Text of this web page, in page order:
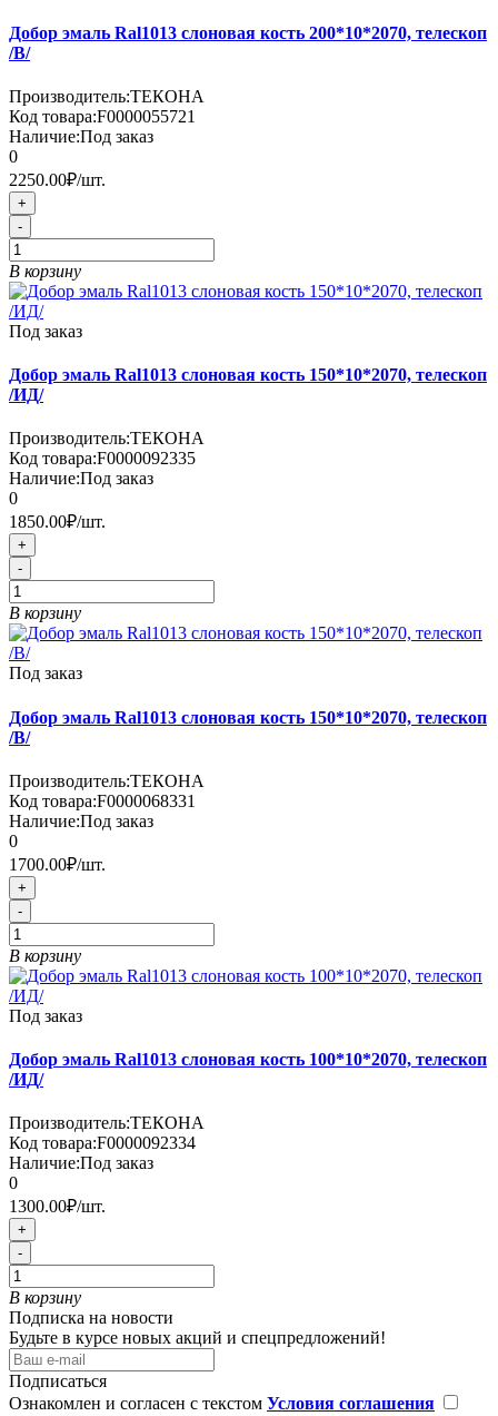
Добор эмаль Ral1013 слоновая кость 200*10*2070, телескоп
/В/
Производитель:ТЕКОНА
Код товара:F0000055721
Наличие:Под заказ
0
2250.00₽/шт.
+
-
В корзину
Под заказ
Добор эмаль Ral1013 слоновая кость 150*10*2070, телескоп
/ИД/
Производитель:ТЕКОНА
Код товара:F0000092335
Наличие:Под заказ
0
1850.00₽/шт.
+
-
В корзину
Под заказ
Добор эмаль Ral1013 слоновая кость 150*10*2070, телескоп
/В/
Производитель:ТЕКОНА
Код товара:F0000068331
Наличие:Под заказ
0
1700.00₽/шт.
+
-
В корзину
Под заказ
Добор эмаль Ral1013 слоновая кость 100*10*2070, телескоп
/ИД/
Производитель:ТЕКОНА
Код товара:F0000092334
Наличие:Под заказ
0
1300.00₽/шт.
+
-
В корзину
Подписка на новости
Будьте в курсе новых акций и спецпредложений!
Подписаться
Ознакомлен и согласен с текстом Условия соглашения